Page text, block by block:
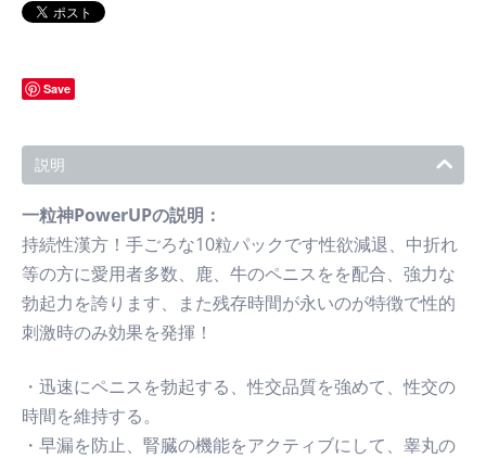
Save
説明
一粒神PowerUPの説明：
持続性漢方！手ごろな10粒パックです性欲減退、中折れ
等の方に愛用者多数、鹿、牛のペニスをを配合、強力な
勃起力を誇ります、また残存時間が永いのが特徴で性的
刺激時のみ効果を発揮！
・迅速にペニスを勃起する、性交品質を強めて、性交の
時間を維持する。
・早漏を防止、腎臓の機能をアクティブにして、睾丸の